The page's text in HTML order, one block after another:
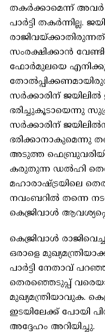
തകർക്കാമെന്ന് അവർ
പാർട്ടി തകർന്നില്ല.
സംരക്ഷിക്കാൻ
ഫോർമുലയെ
സർക്കാരിന്
ഭരിച്ചുകൂടായെന്നു
സർക്കാരിന്
ഭരിക്കാനാകുമെന്നു
അടുത്ത
കരുതുന്ന ഡൽഹി
മഹാരാഷ്ട്രയിലെ
നവംബറിൽ തന്നെ
കെജ്രിവാൾ
കെജ്രിവാൾ
ഒരാളെ
പാർട്ടി നേതാവ്
തെരഞ്ഞെടുപ്പ്
മുഖ്യമന്ത്രിയാവുക.
ഇടയിലേക്ക് പോയി
അദ്ദേഹം അറിയിച്ചു.